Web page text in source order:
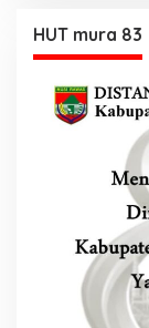
HUT mura 83